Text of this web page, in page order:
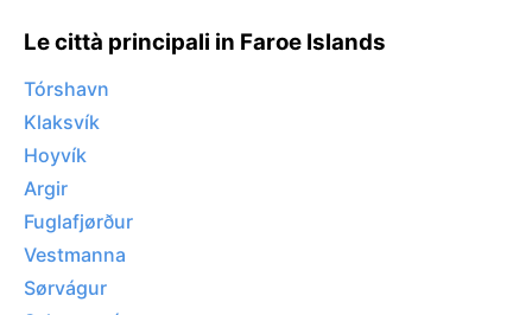
Le città principali in Faroe Islands
Tórshavn
Klaksvík
Hoyvík
Argir
Fuglafjørður
Vestmanna
Sørvágur